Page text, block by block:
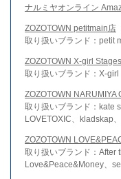
ナルミヤオンライン
ZOZOTOWN petitmain店
取り扱いブランド：petit
ZOZOTOWN X-girl
取り扱いブランド：X-
ZOZOTOWN NARUMIYA
取り扱いブランド：kate
LOVETOXIC、kladskap
ZOZOTOWN
取り扱いブランド：After
Love&Peace&Money、